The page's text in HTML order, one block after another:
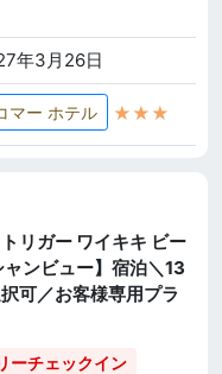
年3月26日
マー ホテル ★★★
リガー ワイキキ ビー
ンビュー】宿泊＼13
可／お客様専用プラ
ーチェックイン